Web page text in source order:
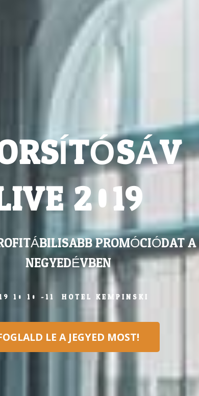
2019
PROMÓCIÓDAT
NEGYEDÉVBEN
11. HOTEL KEMPINSKI
LE A JEGYED MOST!